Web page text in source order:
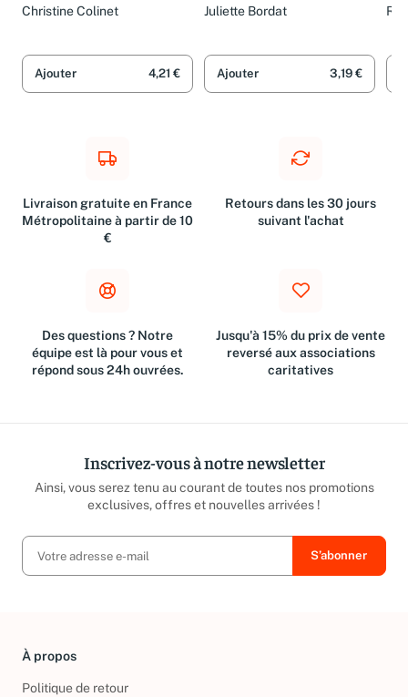
Christine Colinet
Ajouter 4,21 €
Juliette Bordat
Ajouter 3,19 €
Livraison gratuite en France
Métropolitaine à partir de 10
€
Retours dans les 30 jours
suivant l'achat
Des questions ? Notre
équipe est là pour vous et
répond sous 24h ouvrées.
Jusqu'à 15% du prix de vente
reversé aux associations
caritatives
Inscrivez-vous à notre newsletter
Ainsi, vous serez tenu au courant de toutes nos promotions
exclusives, offres et nouvelles arrivées !
À propos
Politique de retour